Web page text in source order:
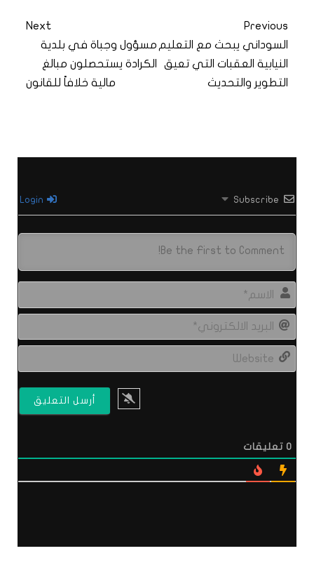
Previous
السوداني يبحث مع التعليم
النيابية العقبات التي تعيق
التطوير والتحديث
Next
مسؤول وجباة في بلدية
الكرادة يستحصلون مبالغ
مالية خلافاً للقانون
Subscribe
0 تعليقات